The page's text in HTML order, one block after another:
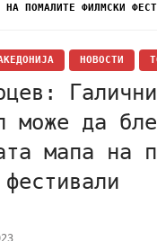
НА ПОМАЛИТЕ ФИЛМСКИ
НОВОСТИ
може да
мапа на